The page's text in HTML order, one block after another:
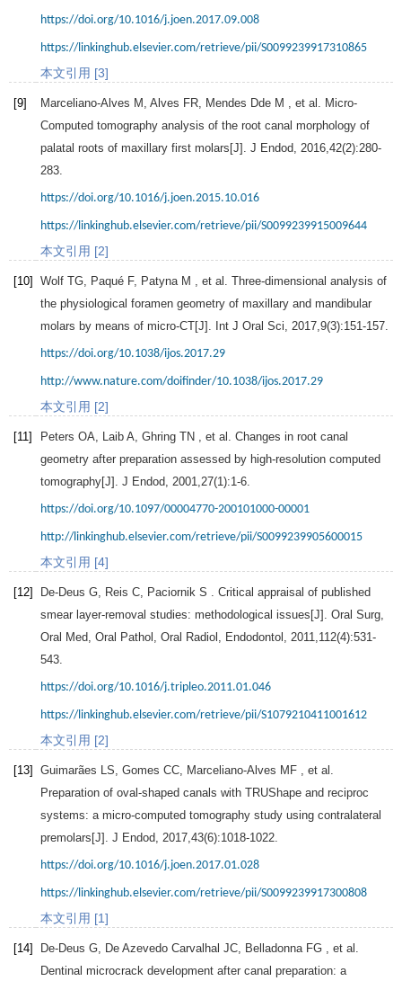
https://doi.org/10.1016/j.joen.2017.09.008
https://linkinghub.elsevier.com/retrieve/pii/S0099239917310865
本文引用 [3]
[9] Marceliano-Alves M Alves FR Mendes Dde M , et al. Micro-
Computed tomography analysis of the root canal morphology of
palatal roots of maxillary first molars[J]. J Endod 2016 42(2):280-
283.
https://doi.org/10.1016/j.joen.2015.10.016
https://linkinghub.elsevier.com/retrieve/pii/S0099239915009644
本文引用 [2]
[10] Wolf TG Paqué F, Patyna M , et al. Three-dimensional analysis of
the physiological foramen geometry of maxillary and mandibular
molars by means of micro-CT[J]. Int J Oral Sci 2017 9(3):151-157.
https://doi.org/10.1038/ijos.2017.29
http://www.nature.com/doifinder/10.1038/ijos.2017.29
本文引用 [2]
[11] Peters OA Laib A Ghring TN , et al. Changes in root canal
geometry after preparation assessed by high-resolution computed
tomography[J]. J Endod 2001 27(1):1-6.
https://doi.org/10.1097/00004770-200101000-00001
http://linkinghub.elsevier.com/retrieve/pii/S0099239905600015
本文引用 [4]
[12] De-Deus G Reis C Paciornik S . Critical appraisal of published
smear layer-removal studies: methodological issues[J]. Oral Surg,
Oral Med, Oral Pathol, Oral Radiol, Endodontol
2011 112(4):531-
543.
https://doi.org/10.1016/j.tripleo.2011.01.046
https://linkinghub.elsevier.com/retrieve/pii/S1079210411001612
本文引用 [2]
[13] Guimarães LS Gomes CC Marceliano-Alves MF , et al.
Preparation of oval-shaped canals with TRUShape and reciproc
systems: a micro-computed tomography study using contralateral
premolars[J]. J Endod 2017 43(6):1018-1022.
https://doi.org/10.1016/j.joen.2017.01.028
https://linkinghub.elsevier.com/retrieve/pii/S0099239917300808
本文引用 [1]
[14] De-Deus G De Azevedo Carvalhal JC Belladonna FG , et al.
Dentinal microcrack development after canal preparation: a